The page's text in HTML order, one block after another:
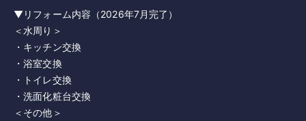
▼リフォーム内容（2026年7月完了）
＜水周り＞
・キッチン交換
・浴室交換
・トイレ交換
・洗面化粧台交換
＜その他＞